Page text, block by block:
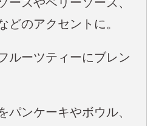
どのアクセントに。
ルーツティーにブレン
ンケーキやボウル、